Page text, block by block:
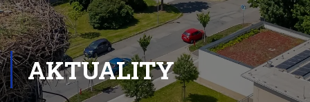
AKTUALITY